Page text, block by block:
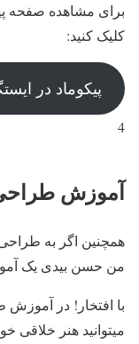
برای مشاهده صفحه
کلیک کنید:
پیکوماد در
4
آموزش
همچنین اگر به
من حسن بیدی یک
با افتخار! در
میتوانید هنر خلاقی